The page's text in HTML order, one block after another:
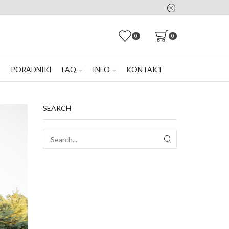
0 0
PORADNIKI FAQ INFO KONTAKT
SEARCH
SEARCH